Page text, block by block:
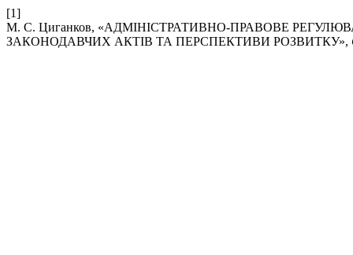
[1]
М. С. Циганков, «АДМІНІСТРАТИВНО-ПРАВОВЕ
ЗАКОНОДАВЧИХ АКТІВ ТА ПЕРСПЕКТИВИ РОЗВИТКУ»,